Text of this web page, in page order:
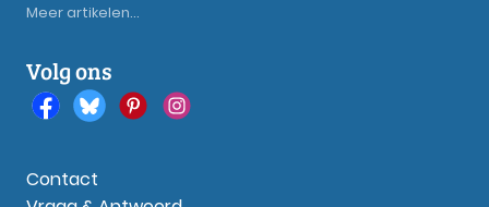
Meer artikelen...
Volg ons
Contact